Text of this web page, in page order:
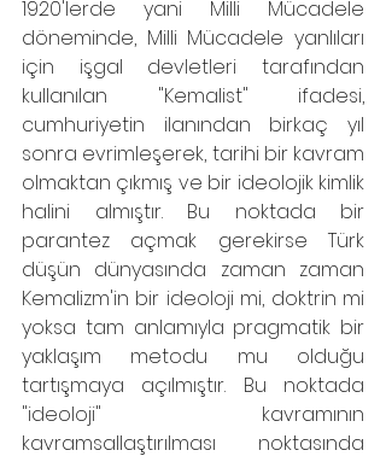
1920'lerde yani Milli Mücadele
döneminde, Milli Mücadele yanlıları
için işgal devletleri tarafından
kullanılan "Kemalist" ifadesi,
cumhuriyetin ilanından birkaç yıl
sonra evrimleşerek, tarihi bir kavram
olmaktan çıkmış ve bir ideolojik kimlik
halini almıştır. Bu noktada bir
parantez açmak gerekirse Türk
düşün dünyasında zaman zaman
Kemalizm'in bir ideoloji mi, doktrin mi
yoksa tam anlamıyla pragmatik bir
yaklaşım metodu mu olduğu
tartışmaya açılmıştır. Bu noktada
"ideoloji" kavramının
kavramsallaştırılması noktasında